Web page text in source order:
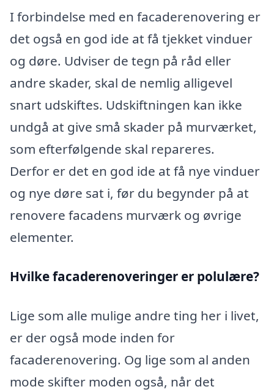
I forbindelse med en facaderenovering er
det også en god ide at få tjekket vinduer
og døre. Udviser de tegn på råd eller
andre skader, skal de nemlig alligevel
snart udskiftes. Udskiftningen kan ikke
undgå at give små skader på murværket,
som efterfølgende skal repareres.
Derfor er det en god ide at få nye vinduer
og nye døre sat i, før du begynder på at
renovere facadens murværk og øvrige
elementer.
Hvilke facaderenoveringer er polulære?
Lige som alle mulige andre ting her i livet,
er der også mode inden for
facaderenovering. Og lige som al anden
mode skifter moden også, når det